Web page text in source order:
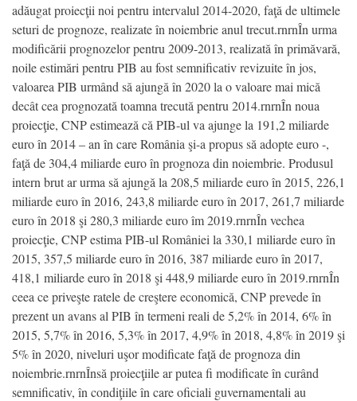
adăugat proiecţii noi pentru intervalul 2014-2020, faţă de ultimele
seturi de prognoze, realizate în noiembrie anul trecut.rnrnÎn urma
modificării prognozelor pentru 2009-2013, realizată în primăvară,
noile estimări pentru PIB au fost semnificativ revizuite în jos,
valoarea PIB urmând să ajungă în 2020 la o valoare mai mică
decât cea prognozată toamna trecută pentru 2014.rnrnÎn noua
proiecţie, CNP estimează că PIB-ul va ajunge la 191,2 miliarde
euro în 2014 – an în care România şi-a propus să adopte euro -,
faţă de 304,4 miliarde euro în prognoza din noiembrie. Produsul
intern brut ar urma să ajungă la 208,5 miliarde euro în 2015, 226,1
miliarde euro în 2016, 243,8 miliarde euro în 2017, 261,7 miliarde
euro în 2018 şi 280,3 miliarde euro îm 2019.rnrnÎn vechea
proiecţie, CNP estima PIB-ul României la 330,1 miliarde euro în
2015, 357,5 miliarde euro în 2016, 387 miliarde euro în 2017,
418,1 miliarde euro în 2018 şi 448,9 miliarde euro în 2019.rnrnÎn
ceea ce priveşte ratele de creştere economică, CNP prevede în
prezent un avans al PIB în termeni reali de 5,2% în 2014, 6% în
2015, 5,7% în 2016, 5,3% în 2017, 4,9% în 2018, 4,8% în 2019 şi
5% în 2020, niveluri uşor modificate faţă de prognoza din
noiembrie.rnrnÎnsă proiecţiile ar putea fi modificate în curând
semnificativ, în condiţiile în care oficiali guvernamentali au